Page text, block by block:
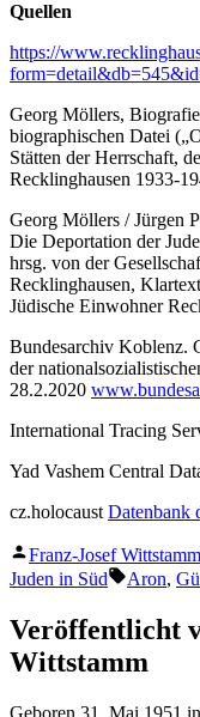
Quellen
https://
Georg Möllers,
biographischen Datei
Stätten der Herrschaft,
Recklinghausen 1933-
Georg Möllers / Jürgen
Die Deportation der
hrsg. von der
Recklinghausen,
Jüdische Einwohner
Bundesarchiv Koblenz.
der
28.2.2020
International Tracing
Yad Vashem Central
cz.holocaust Datenbank
Veröffentlicht
von
Franz-Josef Wittstamm
Juden in Süd
Aron,
Veröffentlicht
Wittstamm